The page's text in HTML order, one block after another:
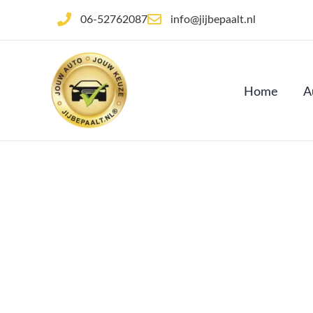
de
06-52762087 info@jijbepaalt.nl
Home